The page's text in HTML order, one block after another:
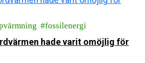
fossilenergi
hade varit omöjlig för